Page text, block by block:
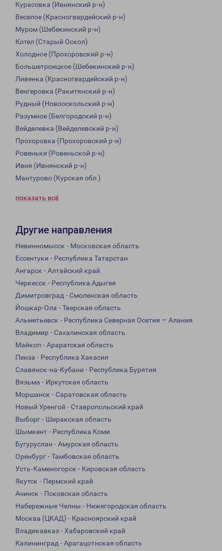
Курасовка (Ивнянский р-н)
Веселое (Красногвардейский р-н)
Муром (Шебекинский р-н)
Котел (Старый Оскол)
Холодное (Прохоровский р-н)
Большетроицкое (Шебекинский р-н)
Ливенка (Красногвардейский р-н)
Венгеровка (Ракитянский р-н)
Рудный (Новооскольский р-н)
Разумное (Белгородский р-н)
Вейделевка (Вейделевский р-н)
Прохоровка (Прохоровский р-н)
Ровеньки (Ровеньской р-н)
Ивня (Ивнянский р-н)
Мантурово (Курская обл.)
показать всё
Другие направления
Невинномысск - Московская область
Ессентуки - Республика Татарстан
Ангарск - Алтайский край
Черкесск - Республика Адыгея
Димитровград - Смоленская область
Йошкар-Ола - Тверская область
Альметьевск - Республика Северная Осетия — Алания
Владимир - Сахалинская область
Майкоп - Араратская область
Пенза - Республика Хакасия
Славянск-на-Кубани - Республика Бурятия
Вязьма - Иркутская область
Моршанск - Саратовская область
Новый Уренгой - Ставропольский край
Выборг - Ширакская область
Шымкент - Республика Коми
Бугуруслан - Амурская область
Оренбург - Тамбовская область
Усть-Каменогорск - Кировская область
Якутск - Пермский край
Ачинск - Псковская область
Набережные Челны - Нижегородская область
Москва (ЦКАД) - Красноярский край
Владикавказ - Хабаровский край
Калининград - Арагацотнская область